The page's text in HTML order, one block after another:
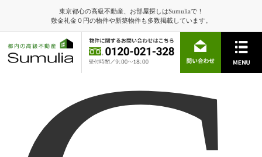
東京都心の高級不動産、お部屋探しはSumuliaで！
敷金礼金０円の物件や新築物件も多数掲載しています。